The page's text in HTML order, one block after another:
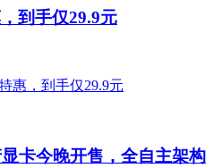
到手仅29.9元
卡今晚开售，全自主架构